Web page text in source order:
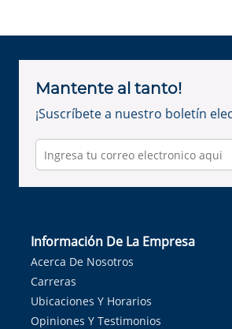
Mantente al tanto!
¡Suscríbete a nuestro boletín
Información De La Empresa
Acerca De Nosotros
Carreras
Ubicaciones Y Horarios
Opiniones Y Testimonios